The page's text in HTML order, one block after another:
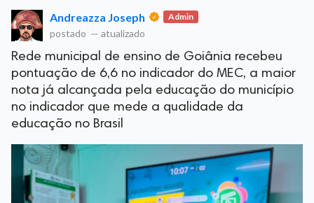
Andreazza Joseph Admin
postado — atualizado
Rede municipal de ensino de Goiânia recebeu
pontuação de 6,6 no indicador do MEC, a maior
nota já alcançada pela educação do município
no indicador que mede a qualidade da
educação no Brasil